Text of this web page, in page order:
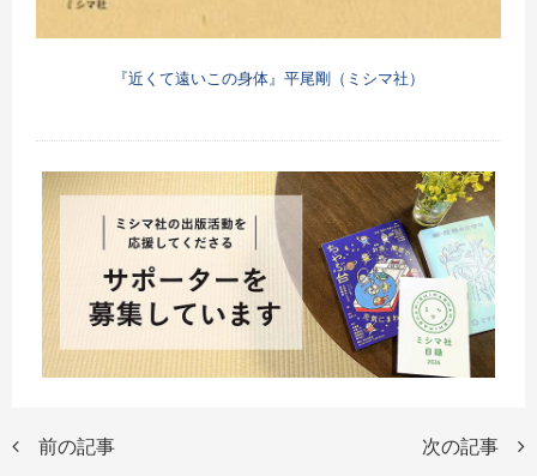
『近くて遠いこの身体』平尾剛（ミシマ社）
前の記事 次の記事